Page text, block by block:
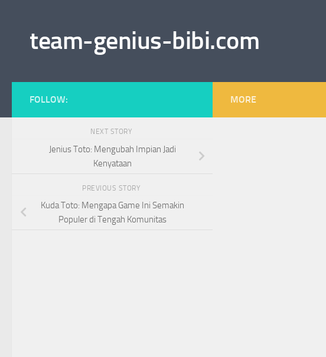
team-genius-bibi.com
FOLLOW:
NEXT STORY
Jenius Toto: Mengubah Impian Jadi
Kenyataan
PREVIOUS STORY
Kuda Toto: Mengapa Game Ini Semakin
Populer di Tengah Komunitas
MORE